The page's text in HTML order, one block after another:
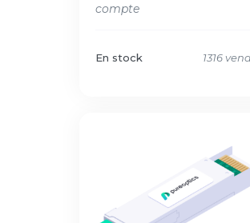
compte
En stock 1316